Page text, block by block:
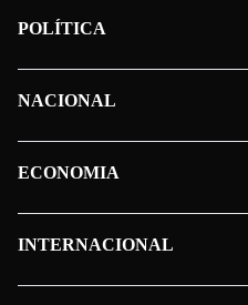
POLÍTICA
NACIONAL
ECONOMIA
INTERNACIONAL